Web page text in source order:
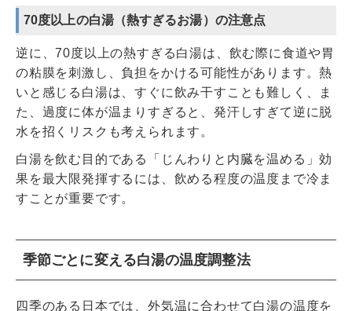
70度以上の白湯（熱すぎるお湯）の注意点
逆に、70度以上の熱すぎる白湯は、飲む際に食道や胃
の粘膜を刺激し、負担をかける可能性があります。熱
いと感じる白湯は、すぐに飲み干すことも難しく、ま
た、過度に体が温まりすぎると、発汗しすぎて逆に脱
水を招くリスクも考えられます。
白湯を飲む目的である「じんわりと内臓を温める」効
果を最大限発揮するには、飲める程度の温度まで冷ま
すことが重要です。
季節ごとに変える白湯の温度調整法
四季のある日本では、外気温に合わせて白湯の温度を